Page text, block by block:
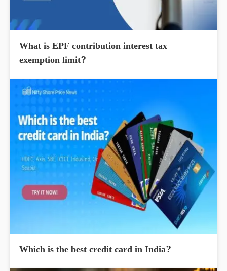
What is EPF contribution interest tax
exemption limit?
Which is the best credit card in India?